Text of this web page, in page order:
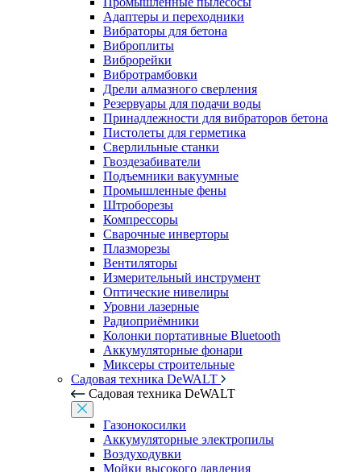
Адаптеры и переходники
Вибраторы для бетона
Виброплиты
Виброрейки
Вибротрамбовки
Дрели алмазного сверления
Резервуары для подачи воды
Принадлежности для вибраторов бетона
Пистолеты для герметика
Сверлильные станки
Гвоздезабиватели
Подъемники вакуумные
Промышленные фены
Штроборезы
Компрессоры
Сварочные инверторы
Плазморезы
Вентиляторы
Измерительный инструмент
Оптические нивелиры
Уровни лазерные
Радиоприёмники
Колонки портативные Bluetooth
Аккумуляторные фонари
Миксеры строительные
Садовая техника DeWALT
Садовая техника DeWALT
Газонокосилки
Аккумуляторные электропилы
Воздуходувки
Мойки высокого давления